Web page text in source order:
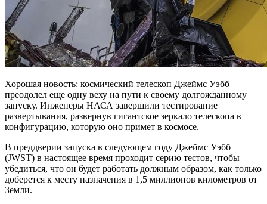
Хорошая новость: космический телескоп Джеймс Уэбб
преодолел еще одну веху на пути к своему долгожданному
запуску. Инженеры НАСА завершили тестирование
развертывания, развернув гигантское зеркало телескопа в
конфигурацию, которую оно примет в космосе.
В преддверии запуска в следующем году Джеймс Уэбб
(JWST) в настоящее время проходит серию тестов, чтобы
убедиться, что он будет работать должным образом, как только
доберется к месту назначения в 1,5 миллионов километров от
Земли.